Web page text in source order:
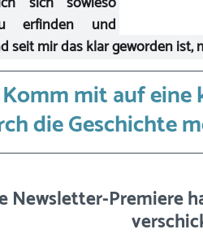
erfinden und
seit mir das klar geworden ist,
Komm mit auf eine
die Geschichte
Newsletter-Premiere